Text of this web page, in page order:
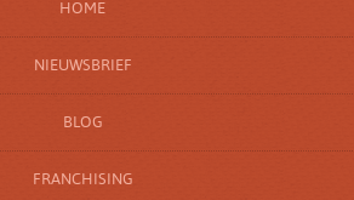
HOME
NIEUWSBRIEF
BLOG
FRANCHISING